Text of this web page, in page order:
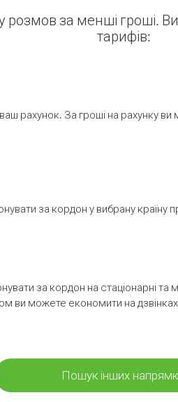
розмов за менші гроші.
тарифів:
рахунок. За гроші на рахунку ви
за кордон у вибрану країну
за кордон на стаціонарні
ви можете економити на
Пошук інших